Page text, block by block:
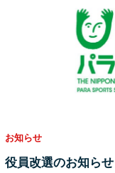
お知らせ
役員改選のお知らせ